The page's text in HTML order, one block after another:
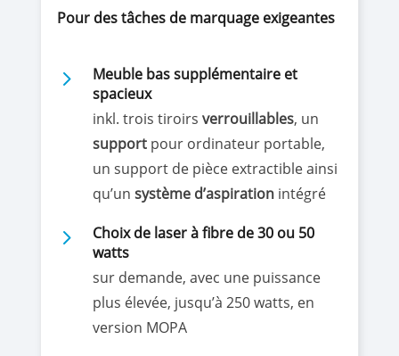
Pour des tâches de marquage exigeantes
5
Meuble bas supplémentaire et
spacieux
inkl. trois tiroirs verrouillables, un
supportpour ordinateur portable,
un support de pièce extractible ainsi
qu’un système d’aspirationintégré
5
Choix de laser à fibre de 30 ou 50
watts
sur demande, avec une puissance
plus élevée, jusqu’à 250 watts, en
version MOPA